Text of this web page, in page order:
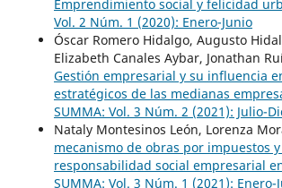
Emprendimiento social y felicidad
Vol. 2 Núm. 1 (2020): Enero-Junio
Óscar Romero Hidalgo, Augusto
Elizabeth Canales Aybar, Jonathan
Gestión empresarial y su influencia
estratégicos de las medianas
SUMMA: Vol. 3 Núm. 2 (2021): Julio-
Nataly Montesinos León, Lorenza
mecanismo de obras por impuestos
responsabilidad social empresarial
SUMMA: Vol. 3 Núm. 1 (2021): Enero-